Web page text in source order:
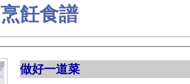
烹飪食譜
做好一道菜